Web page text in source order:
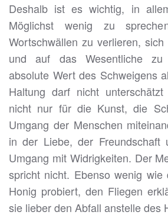
Deshalb ist es wichtig, in
Möglichst wenig zu
Wortschwällen zu verlieren,
und auf das Wesentliche zu
absolute Wert des Schweigens
Haltung darf nicht
nicht nur für die Kunst, die
Umgang der Menschen
in der Liebe, der Freundschaft
Umgang mit Widrigkeiten. Der
spricht nicht. Ebenso wenig wie
Honig probiert, den Fliegen
sie lieber den Abfall anstelle des